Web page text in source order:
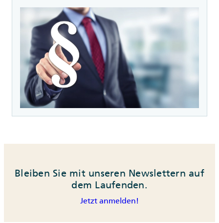
Bleiben Sie mit unseren Newslettern auf
dem Laufenden.
Jetzt anmelden!